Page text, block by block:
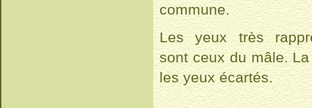
commune.
Les yeux très
sont ceux du mâle.
les yeux écartés.